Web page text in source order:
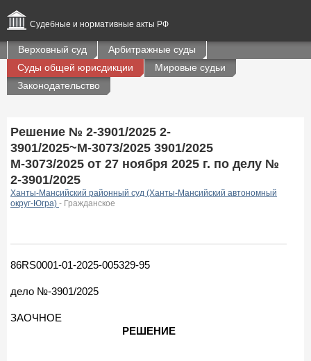
Судебные и нормативные акты РФ
Верховный суд
Арбитражные суды
Суды общей юрисдикции
Мировые судьи
Законодательство
Решение № 2-3901/2025 2-
3901/2025~М-3073/2025 3901/2025
М-3073/2025 от 27 ноября 2025 г. по делу №
2-3901/2025
Ханты-Мансийский районный суд (Ханты-Мансийский автономный
округ-Югра) - Гражданское
86RS0001-01-2025-005329-95
дело №-3901/2025
ЗАОЧНОЕ
РЕШЕНИЕ